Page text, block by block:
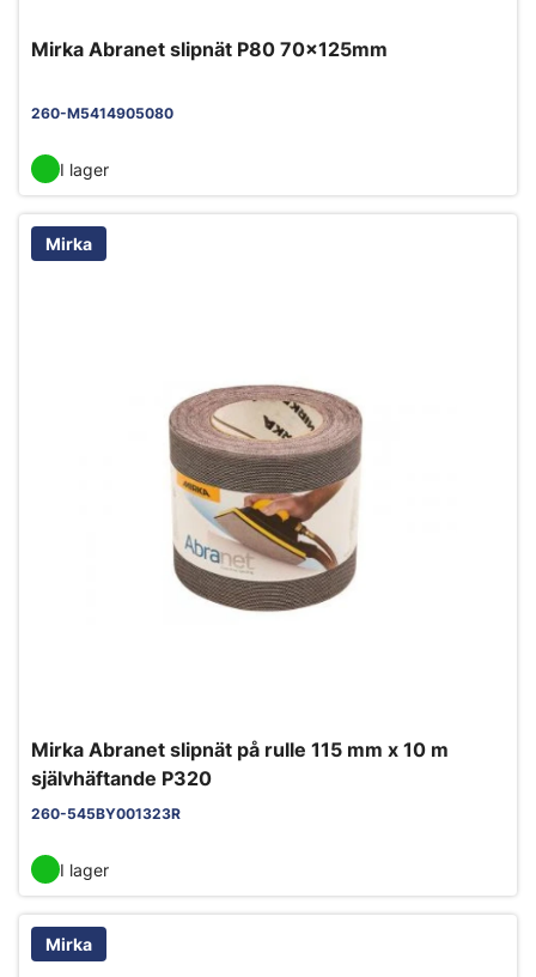
Mirka Abranet slipnät P80 70x125mm
260-M5414905080
I lager
Mirka
Mirka Abranet slipnät på rulle 115 mm x 10 m
självhäftande P320
260-545BY001323R
I lager
Mirka